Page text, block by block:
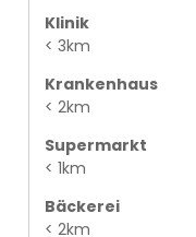
Klinik
< 3km
Krankenhaus
< 2km
Supermarkt
< 1km
Bäckerei
< 2km